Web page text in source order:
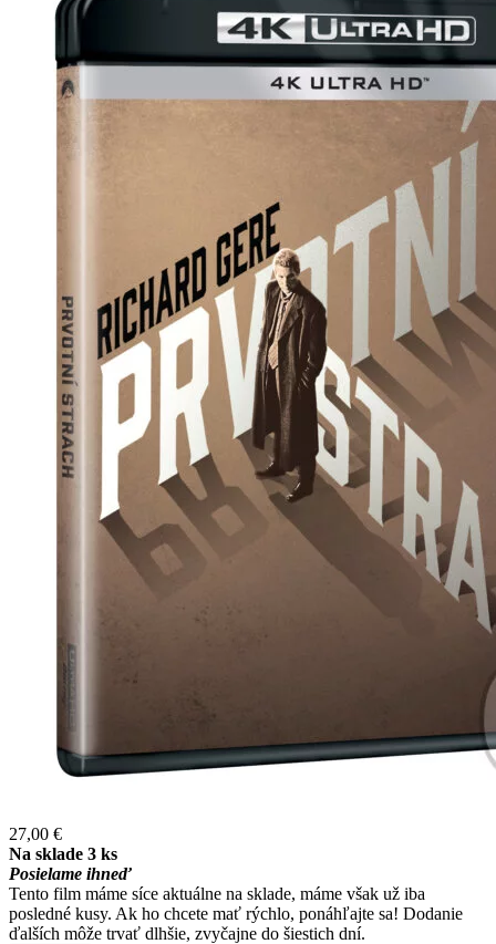
27,00 €
Na sklade 3 ks
Posielame ihneď
Tento film máme síce aktuálne na sklade, máme však už iba
posledné kusy. Ak ho chcete mať rýchlo, ponáhľajte sa! Dodanie
ďalších môže trvať dlhšie, zvyčajne do šiestich dní.